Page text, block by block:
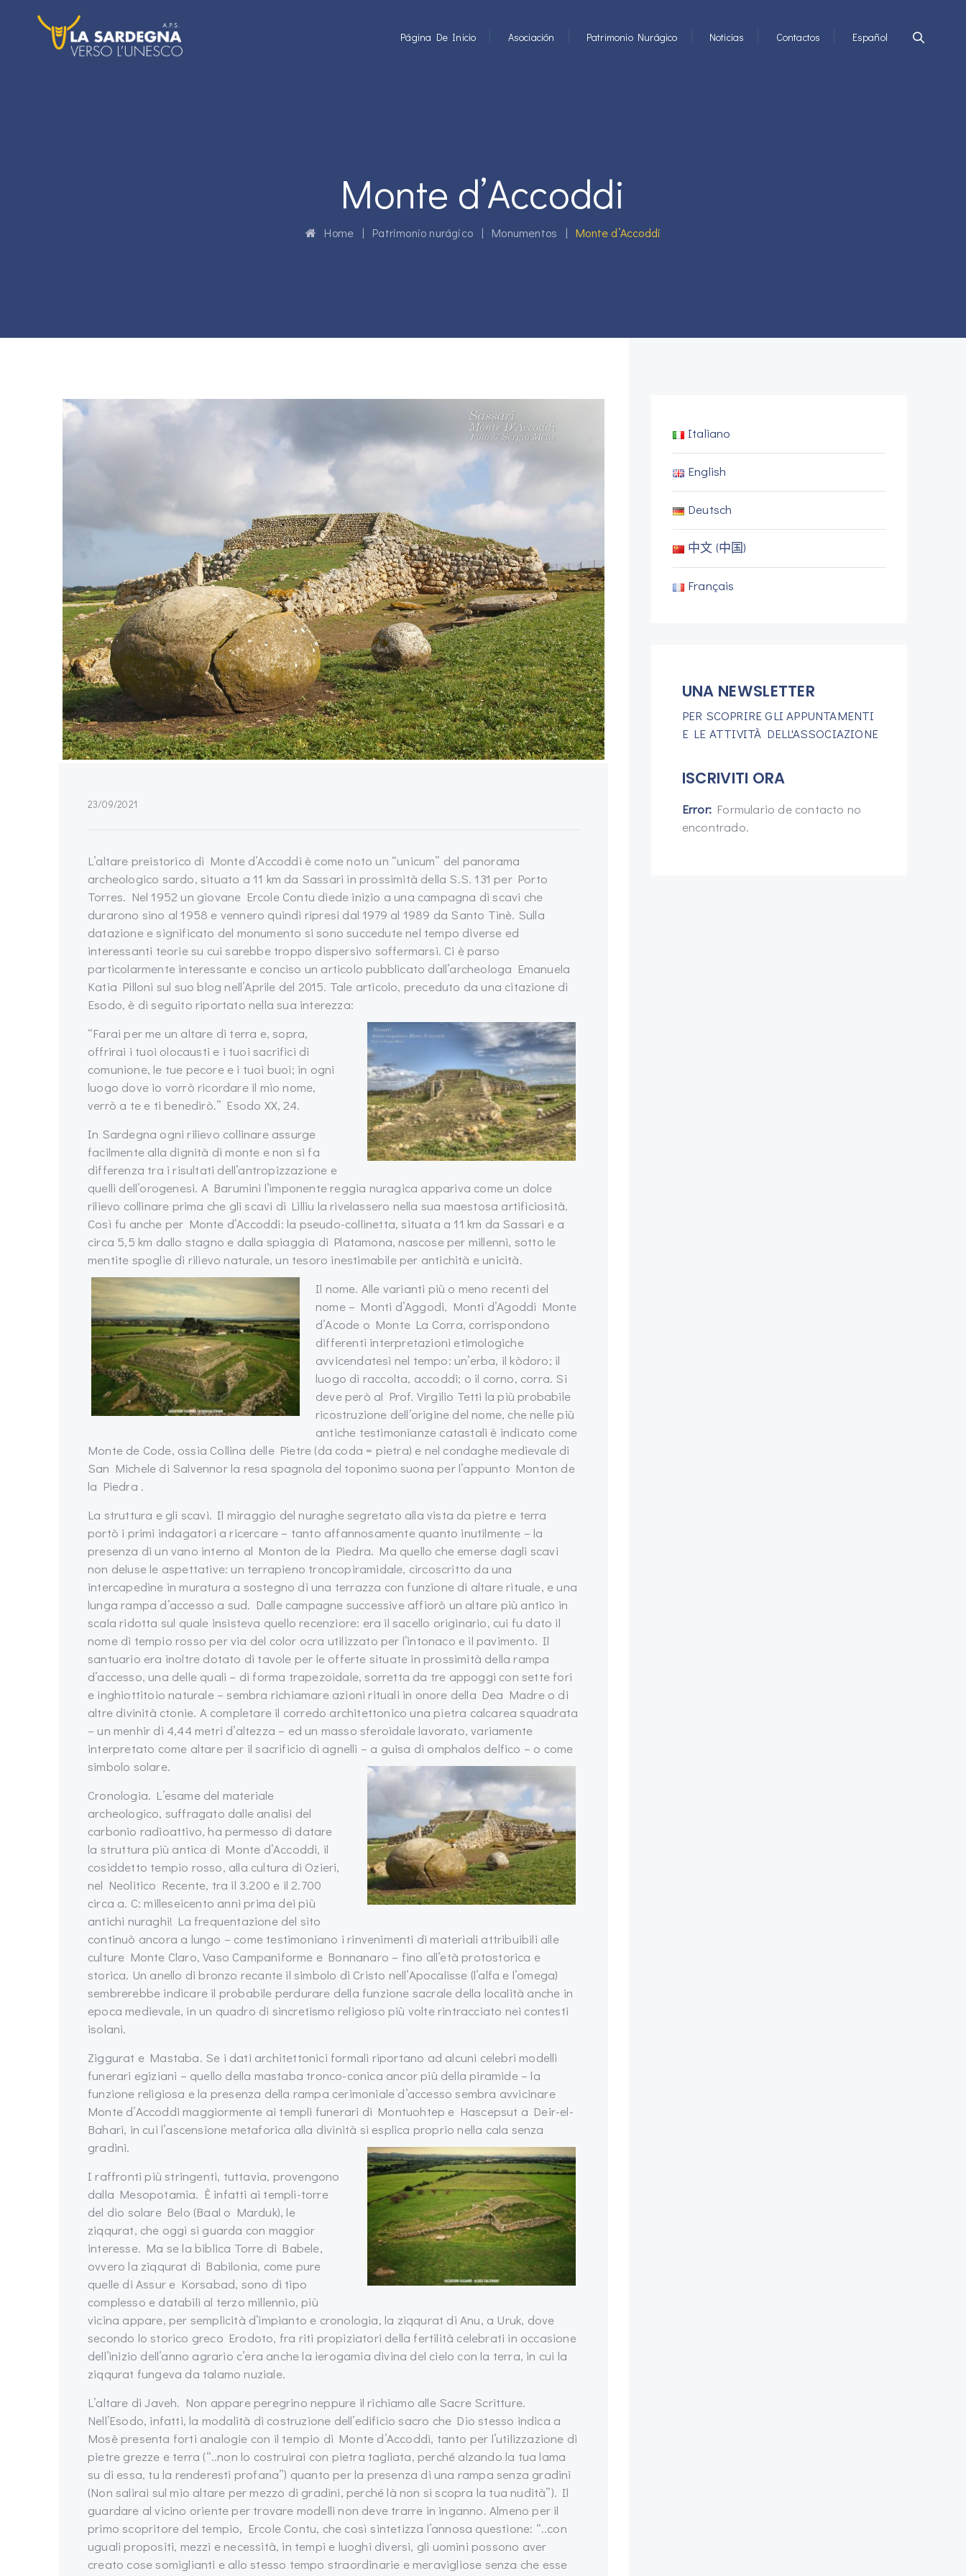
Página De Inicio Asociación Patrimonio Nurágico Noticias Contactos Español
Monte d’Accoddi
Home | Patrimonio nurágico | Monumentos |Monte d’Accoddi
23/09/2021
L’altare preistorico di Monte d’Accoddi è come noto un “unicum” del panorama
archeologico sardo, situato a 11 km da Sassari in prossimità della S.S. 131 per Porto
Torres. Nel 1952 un giovane Ercole Contu diede inizio a una campagna di scavi che
durarono sino al 1958 e vennero quindi ripresi dal 1979 al 1989 da Santo Tinè. Sulla
datazione e significato del monumento si sono succedute nel tempo diverse ed
interessanti teorie su cui sarebbe troppo dispersivo soffermarsi. Ci è parso
particolarmente interessante e conciso un articolo pubblicato dall’archeologa Emanuela
Katia Pilloni sul suo blog nell’Aprile del 2015. Tale articolo, preceduto da una citazione di
Esodo, è di seguito riportato nella sua interezza:
“Farai per me un altare di terra e, sopra,
offrirai i tuoi olocausti e i tuoi sacrifici di
comunione, le tue pecore e i tuoi buoi; in ogni
luogo dove io vorrò ricordare il mio nome,
verrò a te e ti benedirò.” Esodo XX, 24.
In Sardegna ogni rilievo collinare assurge
facilmente alla dignità di monte e non si fa
differenza tra i risultati dell’antropizzazione e
quelli dell’orogenesi. A Barumini l’imponente reggia nuragica appariva come un dolce
rilievo collinare prima che gli scavi di Lilliu la rivelassero nella sua maestosa artificiosità.
Così fu anche per Monte d’Accoddi: la pseudo-collinetta, situata a 11 km da Sassari e a
circa 5,5 km dallo stagno e dalla spiaggia di Platamona, nascose per millenni, sotto le
mentite spoglie di rilievo naturale, un tesoro inestimabile per antichità e unicità.
Il nome. Alle varianti più o meno recenti del
nome – Monti d’Aggodi, Monti d’Agoddi Monte
d’Acode o Monte La Corra, corrispondono
differenti interpretazioni etimologiche
avvicendatesi nel tempo: un’erba, il kòdoro; il
luogo di raccolta, accoddi; o il corno, corra. Si
deve però al Prof. Virgilio Tetti la più probabile
ricostruzione dell’origine del nome, che nelle più
antiche testimonianze catastali è indicato come
Monte de Code, ossia Collina delle Pietre (da coda = pietra) e nel condaghe medievale di
San Michele di Salvennor la resa spagnola del toponimo suona per l’appunto Monton de
la Piedra .
La struttura e gli scavi. Il miraggio del nuraghe segretato alla vista da pietre e terra
portò i primi indagatori a ricercare – tanto affannosamente quanto inutilmente – la
presenza di un vano interno al Monton de la Piedra. Ma quello che emerse dagli scavi
non deluse le aspettative: un terrapieno troncopiramidale, circoscritto da una
intercapedine in muratura a sostegno di una terrazza con funzione di altare rituale, e una
lunga rampa d’accesso a sud. Dalle campagne successive affiorò un altare più antico in
scala ridotta sul quale insisteva quello recenziore: era il sacello originario, cui fu dato il
nome di tempio rosso per via del color ocra utilizzato per l’intonaco e il pavimento. Il
santuario era inoltre dotato di tavole per le offerte situate in prossimità della rampa
d’accesso, una delle quali – di forma trapezoidale, sorretta da tre appoggi con sette fori
e inghiottitoio naturale – sembra richiamare azioni rituali in onore della Dea Madre o di
altre divinità ctonie. A completare il corredo architettonico una pietra calcarea squadrata
– un menhir di 4,44 metri d’altezza – ed un masso sferoidale lavorato, variamente
interpretato come altare per il sacrificio di agnelli – a guisa di omphalos delfico – o come
simbolo solare.
Cronologia. L’esame del materiale
archeologico, suffragato dalle analisi del
carbonio radioattivo, ha permesso di datare
la struttura più antica di Monte d’Accoddi, il
cosiddetto tempio rosso, alla cultura di Ozieri,
nel Neolitico Recente, tra il 3.200 e il 2.700
circa a. C: milleseicento anni prima dei più
antichi nuraghi! La frequentazione del sito
continuò ancora a lungo – come testimoniano i rinvenimenti di materiali attribuibili alle
culture Monte Claro, Vaso Campaniforme e Bonnanaro – fino all’età protostorica e
storica. Un anello di bronzo recante il simbolo di Cristo nell’Apocalisse (l’alfa e l’omega)
sembrerebbe indicare il probabile perdurare della funzione sacrale della località anche in
epoca medievale, in un quadro di sincretismo religioso più volte rintracciato nei contesti
isolani.
Ziggurat e Mastaba. Se i dati architettonici formali riportano ad alcuni celebri modelli
funerari egiziani – quello della mastaba tronco-conica ancor più della piramide – la
funzione religiosa e la presenza della rampa cerimoniale d’accesso sembra avvicinare
Monte d’Accoddi maggiormente ai templi funerari di Montuohtep e Hascepsut a Deir-el-
Bahari, in cui l’ascensione metaforica alla divinità si esplica proprio nella cala senza
gradini.
I raffronti più stringenti, tuttavia, provengono
dalla Mesopotamia. È infatti ai templi-torre
del dio solare Belo (Baal o Marduk), le
ziqqurat, che oggi si guarda con maggior
interesse. Ma se la biblica Torre di Babele,
ovvero la ziqqurat di Babilonia, come pure
quelle di Assur e Korsabad, sono di tipo
complesso e databili al terzo millennio, più
vicina appare, per semplicità d’impianto e cronologia, la ziqqurat di Anu, a Uruk, dove
secondo lo storico greco Erodoto, fra riti propiziatori della fertilità celebrati in occasione
dell’inizio dell’anno agrario c’era anche la ierogamia divina del cielo con la terra, in cui la
ziqqurat fungeva da talamo nuziale.
L’altare di Javeh. Non appare peregrino neppure il richiamo alle Sacre Scritture.
Nell’Esodo, infatti, la modalità di costruzione dell’edificio sacro che Dio stesso indica a
Mosè presenta forti analogie con il tempio di Monte d’Accoddi, tanto per l’utilizzazione di
pietre grezze e terra (“..non lo costruirai con pietra tagliata, perché alzando la tua lama
su di essa, tu la renderesti profana”) quanto per la presenza di una rampa senza gradini
(Non salirai sul mio altare per mezzo di gradini, perché là non si scopra la tua nudità”). Il
guardare al vicino oriente per trovare modelli non deve trarre in inganno. Almeno per il
primo scopritore del tempio, Ercole Contu, che così sintetizza l’annosa questione: “..con
uguali propositi, mezzi e necessità, in tempi e luoghi diversi, gli uomini possono aver
creato cose somiglianti e allo stesso tempo straordinarie e meravigliose senza che esse
Italiano
English
Deutsch
中文 (中国)
Français
UNA NEWSLETTER
PER SCOPRIRE GLI APPUNTAMENTI
E LE ATTIVITÀ DELL'ASSOCIAZIONE
ISCRIVITI ORA
Error: Formulario de contacto no
encontrado.